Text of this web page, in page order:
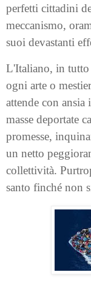
perfetti cittadini
meccanismo,
suoi devastanti
L'Italiano, in tutto
ogni arte o
attende con
masse deportate
promesse,
un netto
collettività.
santo finché non